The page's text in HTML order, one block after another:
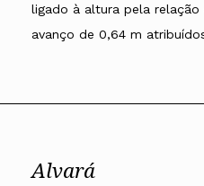
ligado à altura pela
avanço de 0,64 m
Alvará